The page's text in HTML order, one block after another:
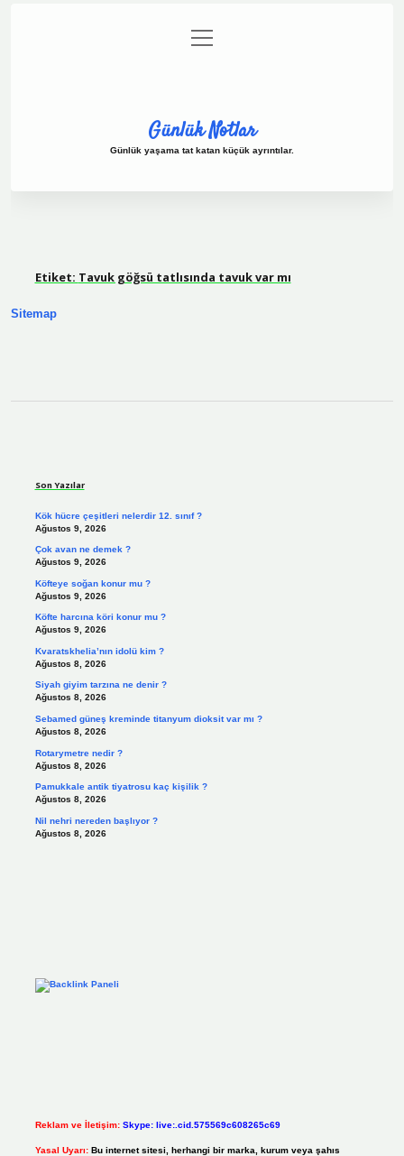
Gizlilik Politikası
menüyü
aç
Günlük Notlar
Günlük yaşama tat katan küçük ayrıntılar.
Etiket: Tavuk göğsü tatlısında tavuk var mı
Sitemap
Son Yazılar
Kök hücre çeşitleri nelerdir 12. sınıf ?
Ağustos 9, 2026
Çok avan ne demek ?
Ağustos 9, 2026
Köfteye soğan konur mu ?
Ağustos 9, 2026
Köfte harcına köri konur mu ?
Ağustos 9, 2026
Kvaratskhelia’nın idolü kim ?
Ağustos 8, 2026
Siyah giyim tarzına ne denir ?
Ağustos 8, 2026
Sebamed güneş kreminde titanyum dioksit var mı ?
Ağustos 8, 2026
Rotarymetre nedir ?
Ağustos 8, 2026
Pamukkale antik tiyatrosu kaç kişilik ?
Ağustos 8, 2026
Nil nehri nereden başlıyor ?
Ağustos 8, 2026
Reklam ve İletişim: Skype: live:.cid.575569c608265c69
Yasal Uyarı: Bu internet sitesi, herhangi bir marka, kurum veya şahıs